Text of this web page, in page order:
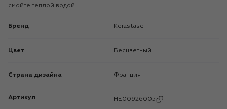
смойте теплой водой.
Бренд Kerastase
Цвет Бесцветный
Страна дизайна Франция
Артикул HE00926005